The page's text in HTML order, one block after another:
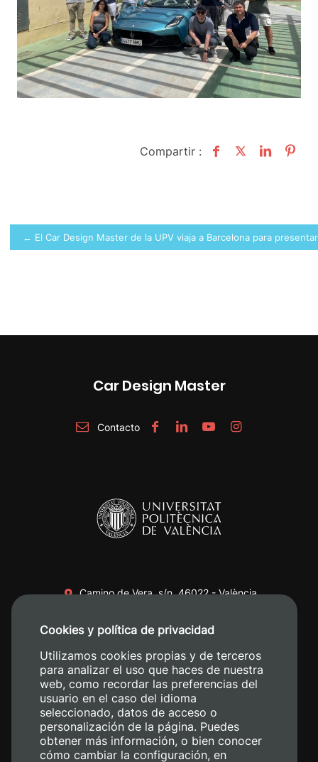
Compartir :
Navegación
de
← El Car Design Master de la UPV viaja a Barcelona para
Car Design Master
Contacto
Camino de Vera, s/n. 46022 - València
+34 620 04 00 50
Cookies y política de privacidad
Utilizamos cookies propias y de terceros
para analizar el uso que haces de nuestra
web, como recordar las preferencias del
usuario en el caso del idioma
seleccionado, datos de acceso o
personalización de la página. Puedes
obtener más información, o bien conocer
cómo cambiar la configuración, en